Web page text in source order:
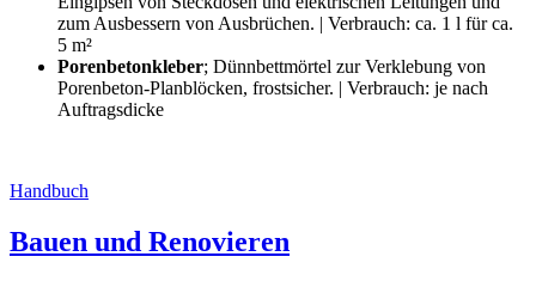
zum Ausbessern von Ausbrüchen. | Verbrauch: ca. 1 l für ca.
5 m²
Porenbetonkleber; Dünnbettmörtel zur Verklebung von
Porenbeton-Planblöcken, frostsicher. | Verbrauch: je nach
Auftragsdicke
Handbuch
Bauen und Renovieren